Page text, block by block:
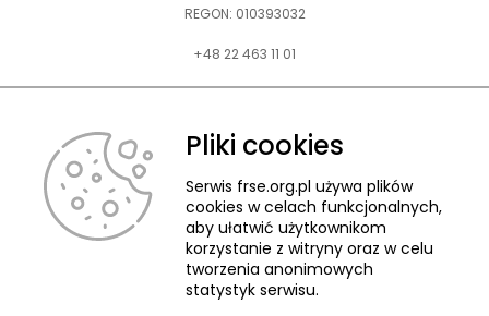
REGON: 010393032
+48 22 463 11 01
Zapraszamy do kontaktu telefonicznego w godz. 9-15.
kontakt@frse.org.pl
© 2026 Fundacja Rozwoju Systemu Edukacji
Ochrona danych osobowych
Pliki cookies
Serwis frse.org.pl używa plików
cookies w celach funkcjonalnych,
aby ułatwić użytkownikom
korzystanie z witryny oraz w celu
tworzenia anonimowych
statystyk serwisu.